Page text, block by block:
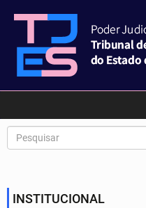
INSTITUCIONAL